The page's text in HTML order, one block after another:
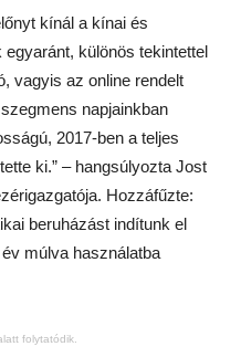
kínál a kínai és
különös tekintettel
vagyis az online rendelt
napjainkban
2017-ben a teljes
ki.” – hangsúlyozta Jost
Hozzáfűzte:
beruházást indítunk el
múlva használatba
folytatódik.